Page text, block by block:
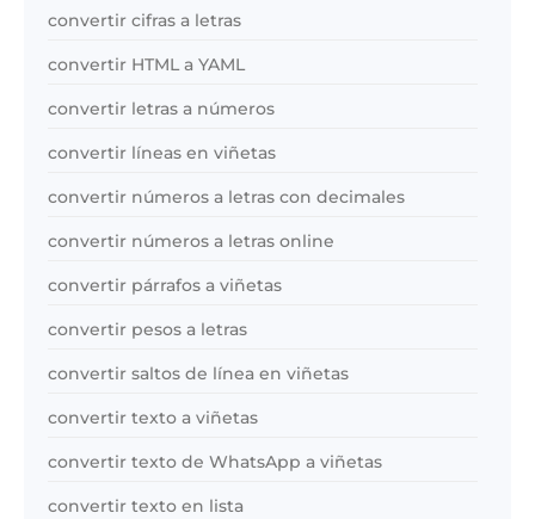
convertir cifras a letras
convertir HTML a YAML
convertir letras a números
convertir líneas en viñetas
convertir números a letras con decimales
convertir números a letras online
convertir párrafos a viñetas
convertir pesos a letras
convertir saltos de línea en viñetas
convertir texto a viñetas
convertir texto de WhatsApp a viñetas
convertir texto en lista